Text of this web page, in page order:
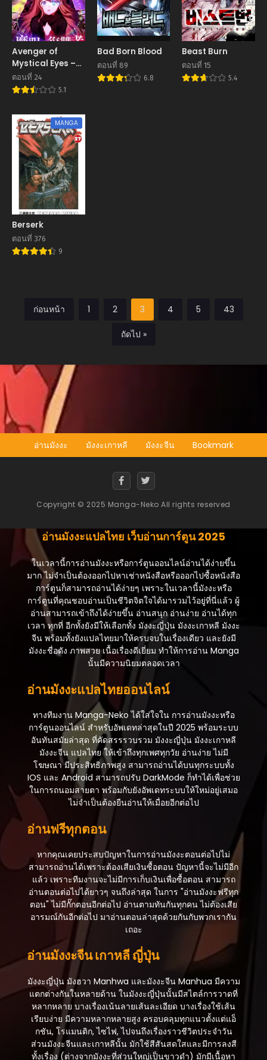
Avenger of
Mystical Eyes –
Blood Parasite
ตอนที่ 24
5.1
Bad Born Blood
ตอนที่ 89
6.8
Beast Burn
ตอนที่ 15
5.4
MANGA
Berserk
ตอนที่ 376
9
ก่อนหน้า 1 2 3 4 5 43
ถัดไป »
อ่านมังงะ มังงะเกาหลี มังงะจีน Bookmark
Copyright © 2025 Manga-Neko All rights reserved
อ่านมังงะแปลไทย เว็บอ่านการ์ตูน 2025
ในเวลานี้การอ่านมังงะหรือการ์ตูนออนไลน์อ่านได้ง่ายขึ้น
มาก ไม่จำเป็นต้องออกไปหาเช่าหนังสือหรือออกไปซื้อหนังสือ
การ์ตูนก็สามารถอ่านได้ง่ายๆ เพราะในเวลานี้มังงะหรือ
การ์ตูนที่คุณชอบอ่านเป็นชีวิตจิตใจได้มารวมไว้อยู่ที่นี่แล้ว ผู้
อ่านสามารถเข้าถึงได้ง่ายขึ้น อ่านสนุก อ่านง่าย อ่านได้ทุก
เวลา ทุกที่ อีกทั้งยังมีให้เลือกทั้ง มังงะญี่ปุ่น มังงะเกาหลี มังงะ
จีน พร้อมทั้งยังแปลไทยมาให้ครบจบในเรื่องเดียว และยังมี
มังงะชื่อดัง ภาพสวย เนื้อเรื่องดีเยี่ยม ทำให้การอ่าน Manga
นั้นมีความนิยมตลอดเวลา
อ่านมังงะแปลไทยออนไลน์
ทางทีมงาน Manga-Neko ได้ใส่ใจใน การอ่านมังงะหรือ
การ์ตูนออนไลน์ สำหรับอัพเดทล่าสุดในปี 2025 พร้อมระบบ
อันทันสมัยล่าสุด ที่คัดสรรรวบรวม มังงะญี่ปุ่น มังงะเกาหลี
มังงะจีน แปลไทย ให้เข้าถึงทุกเพศทุกวัย อ่านง่าย ไม่มี
โฆษณา มีประสิทธิภาพสูง สามารถอ่านได้บนทุกระบบทั้ง
IOS และ Android สามารถปรับ DarkMode ก็ทำได้เพื่อช่วย
ในการถนอมสายตา พร้อมกับยังอัพเดทระบบให้ใหม่อยู่เสมอ
ไม่จำเป็นต้องยืนอ่านให้เมื่อยอีกต่อไป
อ่านฟรีทุกตอน
หากคุณเคยประสบปัญหาในการอ่านมังงะตอนต่อไปไม่
สามารถอ่านได้เพราะต้องเสียเงินซื้อตอน ปัญหานี้จะไม่มีอีก
แล้ว เพราะทีมงานจะไม่มีการเก็บเงินเพื่อซื้อตอน สามารถ
อ่านตอนต่อไปได้ยาวๆ จนถึงล่าสุด ในการ "อ่านมังงะฟรีทุก
ตอน" ไม่มีกั๊กตอนอีกต่อไป อ่านตามทันกันทุกคน ไม่ต้องเสีย
อารมณ์กันอีกต่อไป มาอ่านตอนล่าสุดด้วยกันกับพวกเรากัน
เถอะ
อ่านมังงะจีน เกาหลี ญี่ปุ่น
มังงะญี่ปุ่น มังฮวา Manhwa และมังงะจีน Manhua มีความ
แตกต่างกันในหลายด้าน ในมังงะญี่ปุ่นนั้นมีสไตล์การวาดที่
หลากหลาย บางเรื่องเน้นลายเส้นละเอียด บางเรื่องใช้เส้น
เรียบง่าย มีความหลากหลายสูง ครอบคลุมทุกแนวตั้งแต่แอ็
กชัน, โรแมนติก, ไซไฟ, ไปจนถึงเรื่องราวชีวิตประจำวัน
ส่วนมังงะจีนและเกาหลีนั้น มักใช้สีสันสดใสและมีการลงสี
ทั้งเรื่อง (ต่างจากมังงะที่ส่วนใหญ่เป็นขาวดำ) มักมีเนื้อหา